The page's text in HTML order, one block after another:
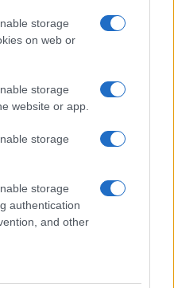
storage
on web or
storage
website or app.
storage
storage
authentication
and other
nelle competenze e
come nemico
penale,
il controllo
Non interpretazioni.
funzioni e